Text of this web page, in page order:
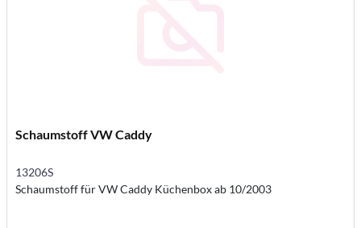
Schaumstoff VW Caddy
13206S
Schaumstoff für VW Caddy Küchenbox ab 10/2003